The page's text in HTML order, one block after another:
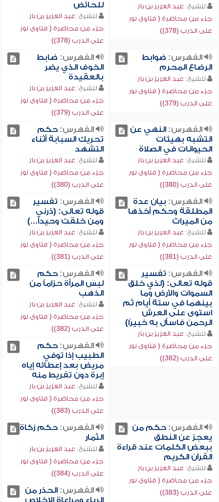
للشيخ: عبد العزيز بن باز
جزء من محاضرة ( فتاوى نور
على الدرب (378))
للحائض
للشيخ: عبد العزيز بن باز
جزء من محاضرة ( فتاوى نور
على الدرب (378))
الفهرس: ضوابط
الرضاع المحرم
للشيخ: عبد العزيز بن باز
جزء من محاضرة ( فتاوى نور
على الدرب (379))
الفهرس: ضابط
الخوف الذي يضر
بالعقيدة
للشيخ: عبد العزيز بن باز
جزء من محاضرة ( فتاوى نور
على الدرب (379))
الفهرس:النهي عن
التشبه بهيئات
الحيوانات في الصلاة
للشيخ: عبد العزيز بن باز
جزء من محاضرة ( فتاوى نور
على الدرب (380))
الفهرس:حكم
تحريك السبابة أثناء
التشهد
للشيخ: عبد العزيز بن باز
جزء من محاضرة ( فتاوى نور
على الدرب (380))
الفهرس: بيان عدة
المطلقة وحكم أخذها
من الميراث
للشيخ: عبد العزيز بن باز
جزء من محاضرة ( فتاوى نور
على الدرب (381))
الفهرس: تفسير
قوله تعالى: (ذرني
ومن خلقت وحيداً...)
للشيخ: عبد العزيز بن باز
جزء من محاضرة ( فتاوى نور
على الدرب (381))
الفهرس: تفسير
قوله تعالى: (لذي خلق
السموات والأرض وما
بينهما في ستة أيام ثم
استوى على العرش
الرحمن فاسأل به خبيرًا)
للشيخ: عبد العزيز بن باز
جزء من محاضرة ( فتاوى نور
على الدرب (382))
الفهرس:حكم
لبس المرأة حزاماً من
الذهب
للشيخ: عبد العزيز بن باز
جزء من محاضرة ( فتاوى نور
على الدرب (382))
الفهرس:حكم
الطبيب إذا توفي
مريض بعد إعطائه إياه
إبرة دون تفريط منه
للشيخ: عبد العزيز بن باز
جزء من محاضرة ( فتاوى نور
على الدرب (383))
الفهرس:حكم من
يعجز عن النطق
ببعض الكلمات عند قراءة
القرآن الكريم
للشيخ: عبد العزيز بن باز
جزء من محاضرة ( فتاوى نور
على الدرب (383))
الفهرس:حكم زكاة
الثمار
للشيخ: عبد العزيز بن باز
جزء من محاضرة ( فتاوى نور
على الدرب (384))
الفهرس:الحذر من
الرياء ومراعاة الإخلاص